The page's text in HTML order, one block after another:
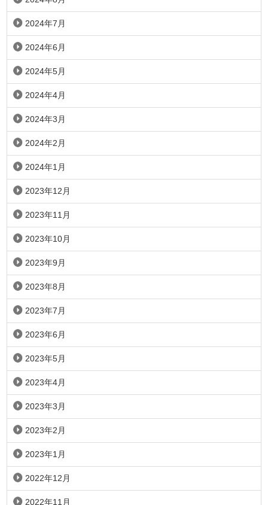
2024年7月
2024年6月
2024年5月
2024年4月
2024年3月
2024年2月
2024年1月
2023年12月
2023年11月
2023年10月
2023年9月
2023年8月
2023年7月
2023年6月
2023年5月
2023年4月
2023年3月
2023年2月
2023年1月
2022年12月
2022年11月